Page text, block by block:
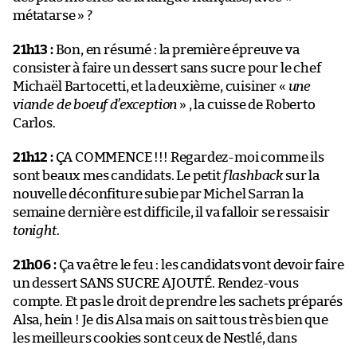
métatarse » ?
21h13 :Bon, en résumé : la première épreuve va
consister à faire un dessert sans sucre pour le chef
Michaël Bartocetti, et la deuxième, cuisiner « une
viande de boeuf d’exception » , la cuisse de Roberto
Carlos.
21h12 :ÇA COMMENCE !!! Regardez-moi comme ils
sont beaux mes candidats. Le petit flashbacksur la
nouvelle déconfiture subie par Michel Sarran la
semaine dernière est difficile, il va falloir se ressaisir
tonight.
21h06 :Ça va être le feu : les candidats vont devoir faire
un dessert SANS SUCRE AJOUTÉ. Rendez-vous
compte. Et pas le droit de prendre les sachets préparés
Alsa, hein ! Je dis Alsa mais on sait tous très bien que
les meilleurs cookies sont ceux de Nestlé, dans